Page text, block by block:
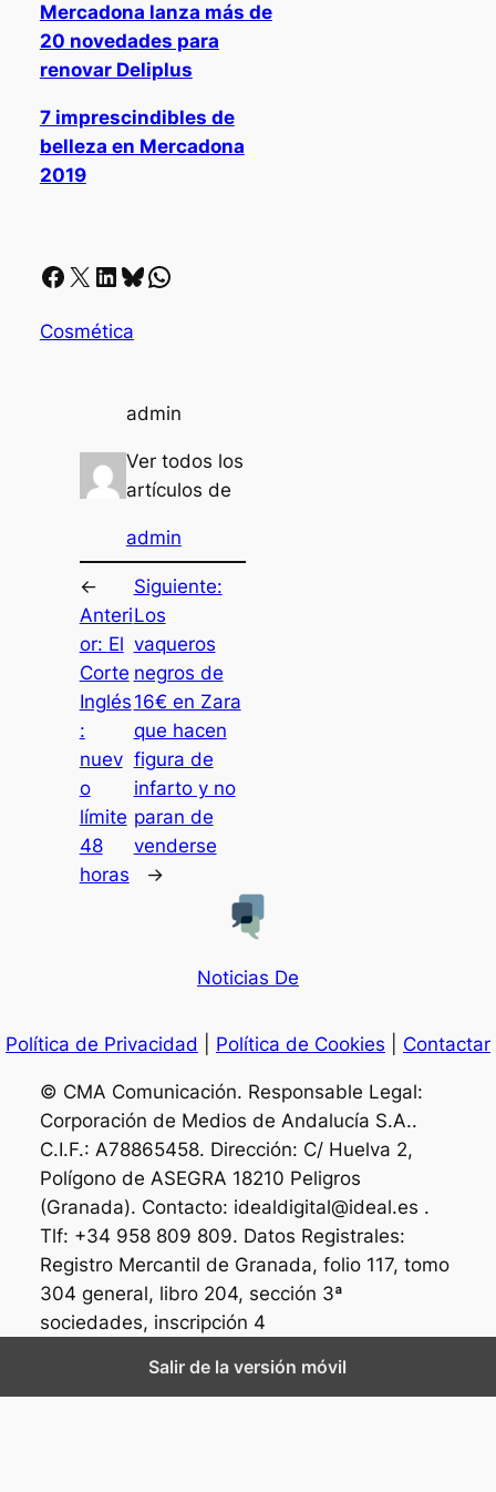
Mercadona lanza más de
20 novedades para
renovar Deliplus
7 imprescindibles de
belleza en Mercadona
2019
Facebook X LinkedIn Bluesky Whatsapp
Cosmética
admin
Ver todos los
artículos de
admin
←
Anteri
or: El
Corte
Inglés
:
nuev
o
límite
48
horas
Siguiente:
Los
vaqueros
negros de
16€ en Zara
que hacen
figura de
infarto y no
paran de
venderse
→
Noticias De
Política de Privacidad Política de Cookies Contactar
© CMA Comunicación. Responsable Legal:
Corporación de Medios de Andalucía S.A..
C.I.F.: A78865458. Dirección: C/ Huelva 2,
Polígono de ASEGRA 18210 Peligros
(Granada). Contacto: idealdigital@ideal.es .
Tlf: +34 958 809 809. Datos Registrales:
Registro Mercantil de Granada, folio 117, tomo
304 general, libro 204, sección 3ª
sociedades, inscripción 4
Salir de la versión móvil